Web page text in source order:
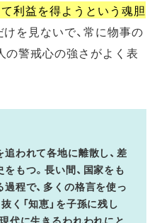
利益を得ようという魂胆
けを見ないで、常に物事の
警戒心の強さがよく表
われて各地に離散し、差
もつ。長い間、国家をも
程で、多くの格言を使っ
く「知恵」を子孫に残し
代に生きるわれわれにと